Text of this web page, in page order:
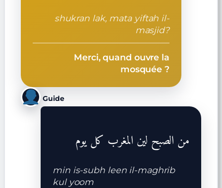
shukran lak, mata yiftah il-
masjid?
Merci, quand ouvre la
mosquée ?
Guide
من الصبح لين المغرب كل يوم
min is-subh leen il-maghrib
kul yoom